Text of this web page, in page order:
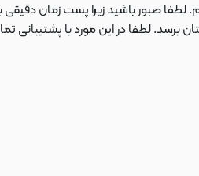
صبور باشید زیرا پست زمان دقیقی
لطفا در این مورد با پشتیبانی تماس